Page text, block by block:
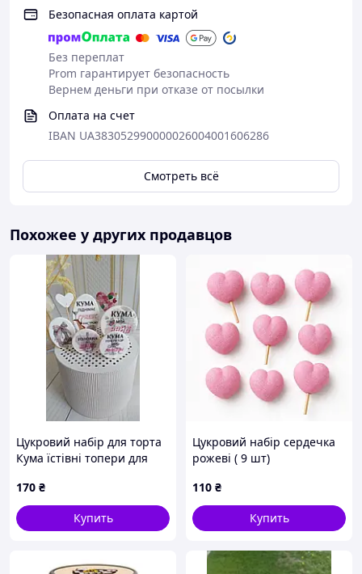
Безопасная оплата картой
Без переплат
Prom гарантирует безопасность
Вернем деньги при отказе от посылки
Оплата на счет
IBAN UA383052990000026004001606286
Смотреть всё
Похожее у других продавцов
Цукровий набір для торта
Кума їстівні топери для
170 ₴
Купить
Цукровий набір сердечка
рожеві ( 9 шт)
110 ₴
Купить